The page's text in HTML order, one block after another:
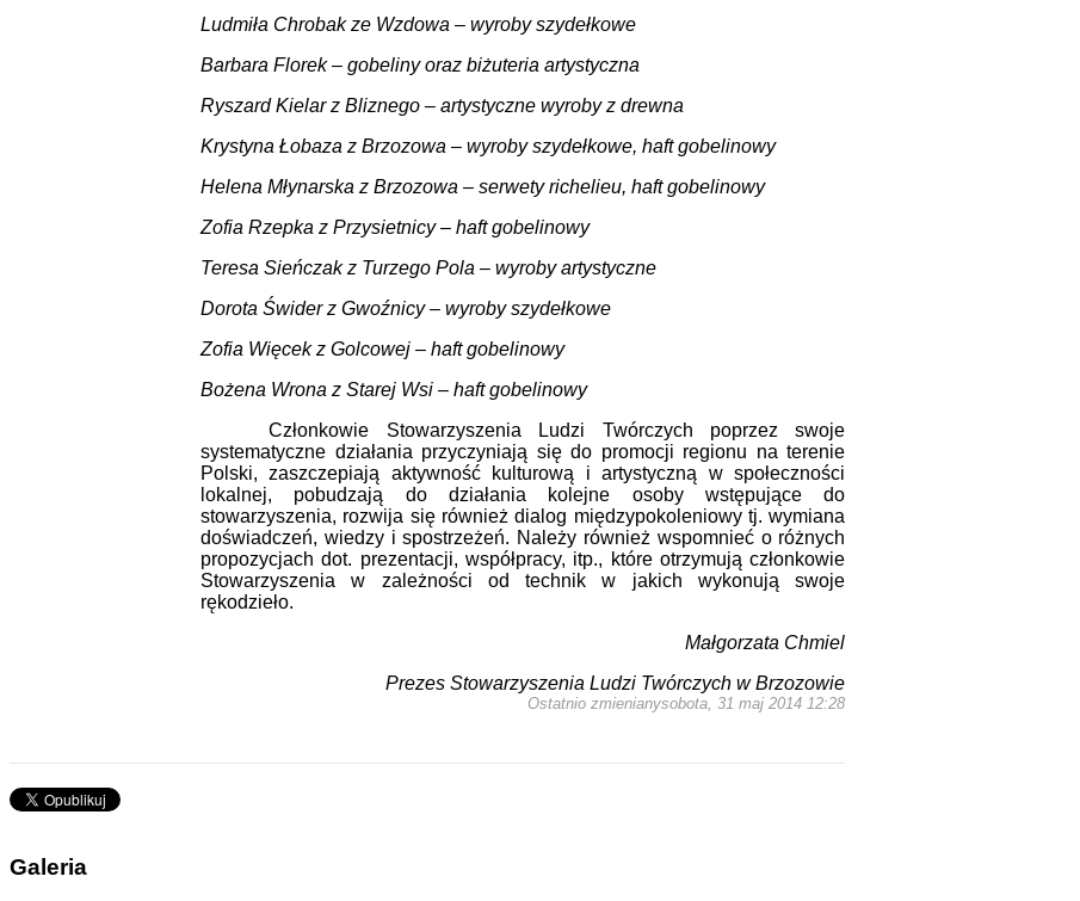
Ludmiła Chrobak ze Wzdowa – wyroby szydełkowe
Barbara Florek – gobeliny oraz biżuteria artystyczna
Ryszard Kielar z Bliznego – artystyczne wyroby z drewna
Krystyna Łobaza z Brzozowa – wyroby szydełkowe, haft gobelinowy
Helena Młynarska z Brzozowa – serwety richelieu, haft gobelinowy
Zofia Rzepka z Przysietnicy – haft gobelinowy
Teresa Sieńczak z Turzego Pola – wyroby artystyczne
Dorota Świder z Gwoźnicy – wyroby szydełkowe
Zofia Więcek z Golcowej – haft gobelinowy
Bożena Wrona z Starej Wsi – haft gobelinowy
Członkowie Stowarzyszenia Ludzi Twórczych poprzez swoje
systematyczne działania przyczyniają się do promocji regionu na terenie
Polski, zaszczepiają aktywność kulturową i artystyczną w społeczności
lokalnej, pobudzają do działania kolejne osoby wstępujące do
stowarzyszenia, rozwija się również dialog międzypokoleniowy tj. wymiana
doświadczeń, wiedzy i spostrzeżeń. Należy również wspomnieć o różnych
propozycjach dot. prezentacji, współpracy, itp., które otrzymują członkowie
Stowarzyszenia w zależności od technik w jakich wykonują swoje
rękodzieło.
Małgorzata Chmiel
Prezes Stowarzyszenia Ludzi Twórczych w Brzozowie
Ostatnio zmienianysobota, 31 maj 2014 12:28
Galeria